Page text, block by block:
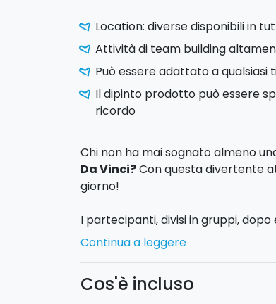
Location: diverse disponibili in
Attività di team building
Può essere adattato a qualsiasi
Il dipinto prodotto può essere
ricordo
Chi non ha mai sognato almeno
Da Vinci?Con questa divertente
giorno!
I partecipanti, divisi in gruppi,
di professione, avranno a
riprodurre unsingolo dipinto
delle prove su carta e infine
Continua a leggere
Cos'è incluso